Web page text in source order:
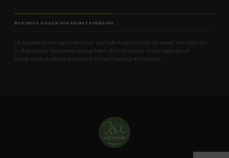
BUSINESS COACH FÜR SELBSTSTÄNDIGE
Ich begleite Existenzgründer:innen und Selbstständige von der ersten Idee über den
Aufbau bis zur Weiterentwicklung ihrer Selbstständigkeit. Dabei verbinde ich
betriebswirtschaftliche Klarheit mit echter Coaching-Kompetenz.